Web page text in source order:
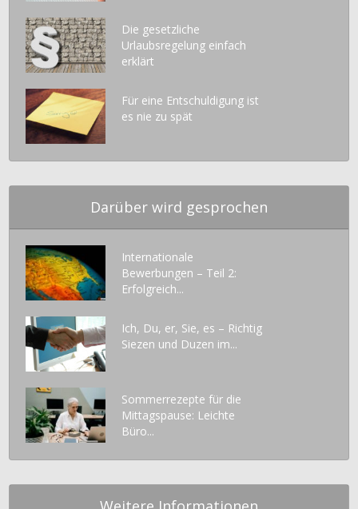
Die gesetzliche
Urlaubsregelung einfach
erklärt
Für eine Entschuldigung ist
es nie zu spät
Darüber wird gesprochen
Internationale
Bewerbungen – Teil 2:
Erfolgreich...
Ich, Du, er, Sie, es – Richtig
Siezen und Duzen im...
Sommerrezepte für die
Mittagspause: Leichte
Büro...